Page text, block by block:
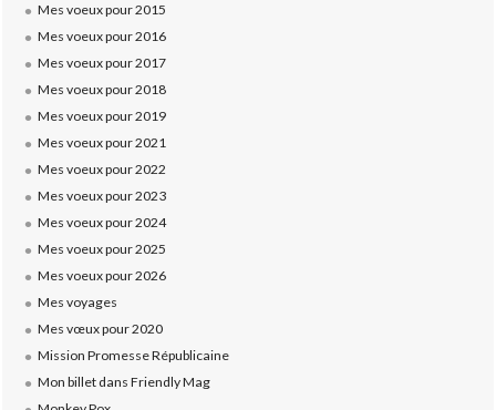
Mes voeux pour 2015
Mes voeux pour 2016
Mes voeux pour 2017
Mes voeux pour 2018
Mes voeux pour 2019
Mes voeux pour 2021
Mes voeux pour 2022
Mes voeux pour 2023
Mes voeux pour 2024
Mes voeux pour 2025
Mes voeux pour 2026
Mes voyages
Mes vœux pour 2020
Mission Promesse Républicaine
Mon billet dans Friendly Mag